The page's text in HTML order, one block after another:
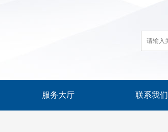
服务大厅 联系我们